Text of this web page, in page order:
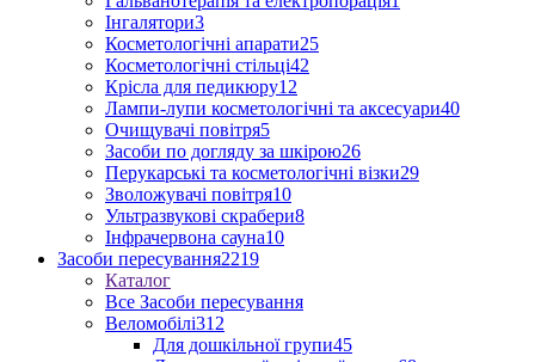
Інгалятори3
Косметологічні апарати25
Косметологічні стільці42
Крісла для педикюру12
Лампи-лупи косметологічні та аксесуари40
Очищувачі повітря5
Засоби по догляду за шкірою26
Перукарські та косметологічні візки29
Зволожувачі повітря10
Ультразвукові скрабери8
Інфрачервона сауна10
Засоби пересування2219
Каталог
Все Засоби пересування
Веломобілі312
Для дошкільної групи45